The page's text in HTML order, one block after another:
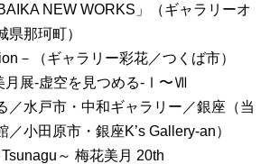
NEW WORKS」（ギャラリーオ
県那珂町）
－（ギャラリー彩花／つくば市）
月展-虚空を見つめる-Ⅰ〜Ⅶ
／水戸市・中和ギャラリー／銀座（当
小田原市・銀座K’s Gallery-an）
～ 梅花美月 20th